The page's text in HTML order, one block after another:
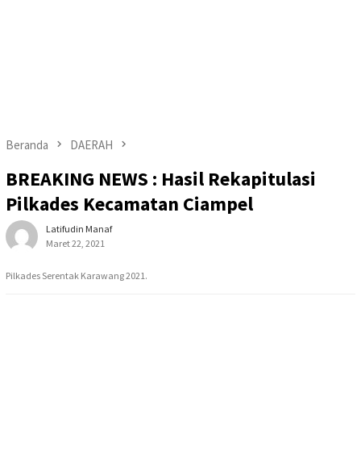
Beranda DAERAH
BREAKING NEWS : Hasil Rekapitulasi
Pilkades Kecamatan Ciampel
Latifudin Manaf
Maret 22, 2021
Pilkades Serentak Karawang 2021.